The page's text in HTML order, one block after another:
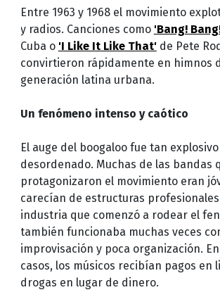
Entre 1963 y 1968 el movimiento
y radios. Canciones como 'Bang!
Cuba o 'I Like It Like That'de Pete
convirtieron rápidamente en himnos
generación latina urbana.
Un fenómeno intenso y caótico
El auge del boogaloo fue tan
desordenado. Muchas de las bandas
protagonizaron el movimiento eran
carecían de estructuras profesionales
industria que comenzó a rodear el
también funcionaba muchas veces
improvisación y poca organización.
casos, los músicos recibían pagos en
drogas en lugar de dinero.